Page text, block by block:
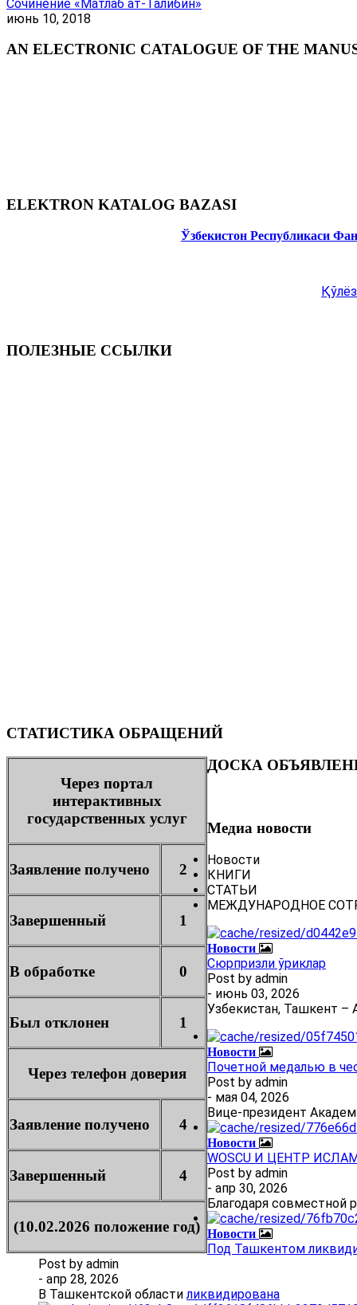
Сочинение «Матлаб ат-Талибин»
июнь 10, 2018
AN ELECTRONIC CATALOGUE OF THE
ELEKTRON KATALOG BAZASI
Ўзбекистон Республикаси
ПОЛЕЗНЫЕ ССЫЛКИ
СТАТИСТИКА ОБРАЩЕНИЙ
Через портал
интерактивных
государственных услуг
Заявление получено 2
Завершенный 1
В обработке 0
Был отклонен 1
Через телефон доверия
Заявление получено 4
Завершенный 4
(10.02.2026 положение год)
ДОСКА
Медиа новости
Новости
КНИГИ
СТАТЬИ
МЕЖДУНАРОДНОЕ
Новости
Сюрпризли ўриклар
Post by admin
- июнь 03, 2026
Узбекистан, Ташкент –
Новости
Почетной медалью в
Post by admin
- мая 04, 2026
Вице-президент
Новости
WOSCU И ЦЕНТР
Post by admin
- апр 30, 2026
Благодаря совместной
Новости
Под Ташкентом
Post by admin
- апр 28, 2026
В Ташкентской области ликвидирована